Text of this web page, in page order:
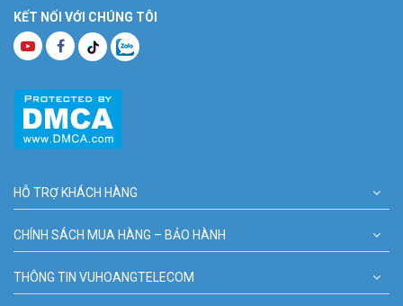
KẾT NỐI VỚI CHÚNG TÔI
HỖ TRỢ KHÁCH HÀNG
CHÍNH SÁCH MUA HÀNG – BẢO HÀNH
THÔNG TIN VUHOANGTELECOM